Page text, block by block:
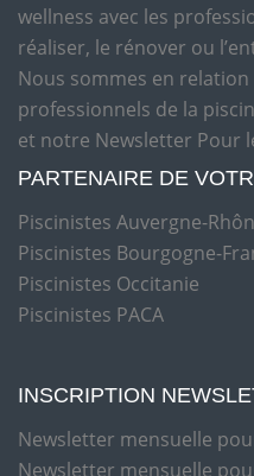
wellness avec les
réaliser, le rénover ou
Nous sommes en
professionnels de la
et notre Newsletter Pour
PARTENAIRE DE
Piscinistes Auvergne-
Piscinistes Bourgogne-
Piscinistes Occitanie
Piscinistes PACA
INSCRIPTION
Newsletter mensuelle
Newsletter mensuelle